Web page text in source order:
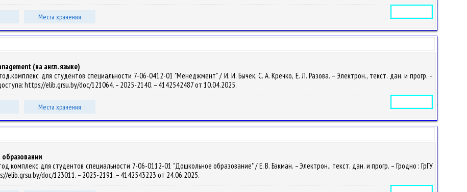
Места хранения
(на англ. языке)
для студентов специальности 7-06-0412-01 "Менеджмент" / И. И. Бычек, С. А. Кречко, Е. Л. Разова. – Электрон., текст. дан. и прогр. –
https://elib.grsu.by/doc/121064. – 2025-2140. – 4142542487 от 10.04.2025.
Места хранения
для студентов специальности 7-06-0112-01 "Дошкольное образование" / Е. В. Бэкман. – Электрон., текст. дан. и прогр. – Гродно : ГрГУ
elib.grsu.by/doc/123011. – 2025-2191. – 4142543223 от 24.06.2025.